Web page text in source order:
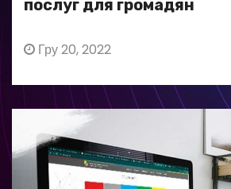
послуг для громадян
Гру 20, 2022